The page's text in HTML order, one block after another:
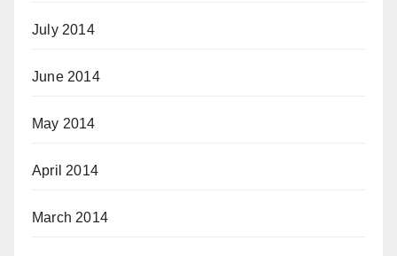
July 2014
June 2014
May 2014
April 2014
March 2014